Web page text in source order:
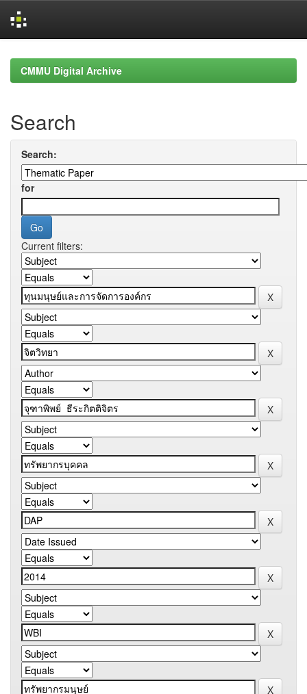
navigationCMMU Digital Archive
Search
Search:
for
Current filters: